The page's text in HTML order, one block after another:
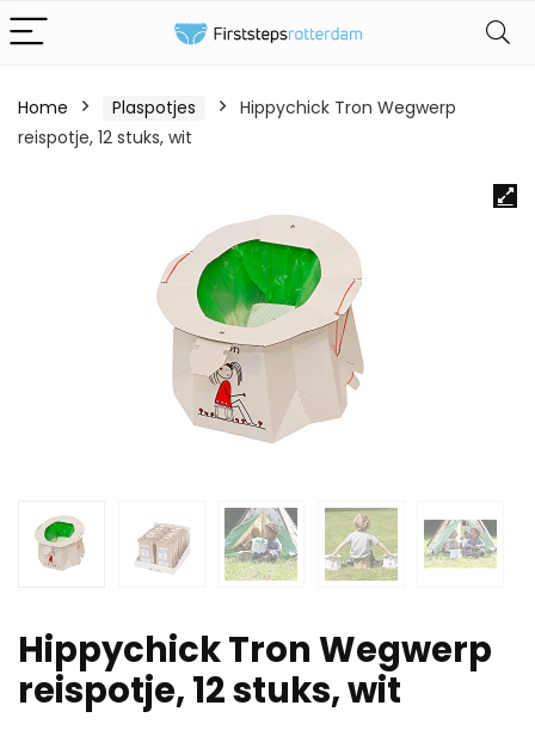
Home Plaspotjes
Hippychick Tron Wegwerp
reispotje, 12 stuks, wit
Hippychick Tron Wegwerp
reispotje, 12 stuks, wit